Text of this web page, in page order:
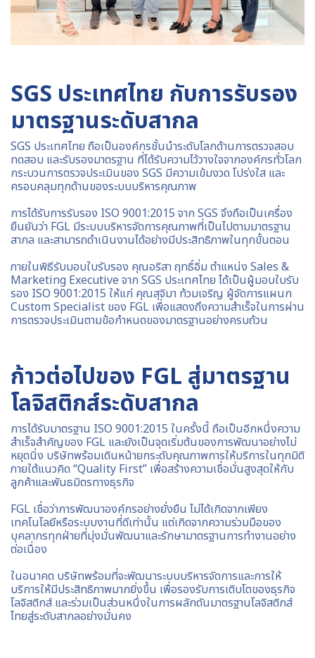
SGS ประเทศไทย กับการรับรอง
มาตรฐานระดับสากล
SGS ประเทศไทย ถือเป็นองค์กรชั้นนำระดับโลกด้านการตรวจสอบ
ทดสอบ และรับรองมาตรฐาน ที่ได้รับความไว้วางใจจากองค์กรทั่วโลก
กระบวนการตรวจประเมินของ SGS มีความเข้มงวด โปร่งใส และ
ครอบคลุมทุกด้านของระบบบริหารคุณภาพ
การได้รับการรับรอง ISO 9001:2015 จาก SGS จึงถือเป็นเครื่อง
ยืนยันว่า FGL มีระบบบริหารจัดการคุณภาพที่เป็นไปตามมาตรฐาน
สากล และสามารถดำเนินงานได้อย่างมีประสิทธิภาพในทุกขั้นตอน
ภายในพิธีรับมอบใบรับรอง คุณอริสา ฤทธิ์อิ่ม ตำแหน่ง Sales &
Marketing Executive จาก SGS ประเทศไทย ได้เป็นผู้มอบใบรับ
รอง ISO 9001:2015 ให้แก่ คุณสุจิมา ท้วมเจริญ ผู้จัดการแผนก
Custom Specialist ของ FGL เพื่อแสดงถึงความสำเร็จในการผ่าน
การตรวจประเมินตามข้อกำหนดของมาตรฐานอย่างครบถ้วน
ก้าวต่อไปของ FGL สู่มาตรฐาน
โลจิสติกส์ระดับสากล
การได้รับมาตรฐาน ISO 9001:2015 ในครั้งนี้ ถือเป็นอีกหนึ่งความ
สำเร็จสำคัญของ FGL และยังเป็นจุดเริ่มต้นของการพัฒนาอย่างไม่
หยุดนิ่ง บริษัทพร้อมเดินหน้ายกระดับคุณภาพการให้บริการในทุกมิติ
ภายใต้แนวคิด “Quality First” เพื่อสร้างความเชื่อมั่นสูงสุดให้กับ
ลูกค้าและพันธมิตรทางธุรกิจ
FGL เชื่อว่าการพัฒนาองค์กรอย่างยั่งยืน ไม่ได้เกิดจากเพียง
เทคโนโลยีหรือระบบงานที่ดีเท่านั้น แต่เกิดจากความร่วมมือของ
บุคลากรทุกฝ่ายที่มุ่งมั่นพัฒนาและรักษามาตรฐานการทำงานอย่าง
ต่อเนื่อง
ในอนาคต บริษัทพร้อมที่จะพัฒนาระบบบริหารจัดการและการให้
บริการให้มีประสิทธิภาพมากยิ่งขึ้น เพื่อรองรับการเติบโตของธุรกิจ
โลจิสติกส์ และร่วมเป็นส่วนหนึ่งในการผลักดันมาตรฐานโลจิสติกส์
ไทยสู่ระดับสากลอย่างมั่นคง